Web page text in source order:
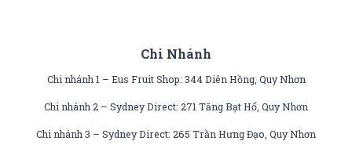
Chi Nhánh
Chi nhánh 1 – Eus Fruit Shop: 344 Diên Hồng, Quy Nhơn
Chi nhánh 2 – Sydney Direct: 271 Tăng Bạt Hổ, Quy Nhơn
Chi nhánh 3 – Sydney Direct: 265 Trần Hưng Đạo, Quy Nhơn